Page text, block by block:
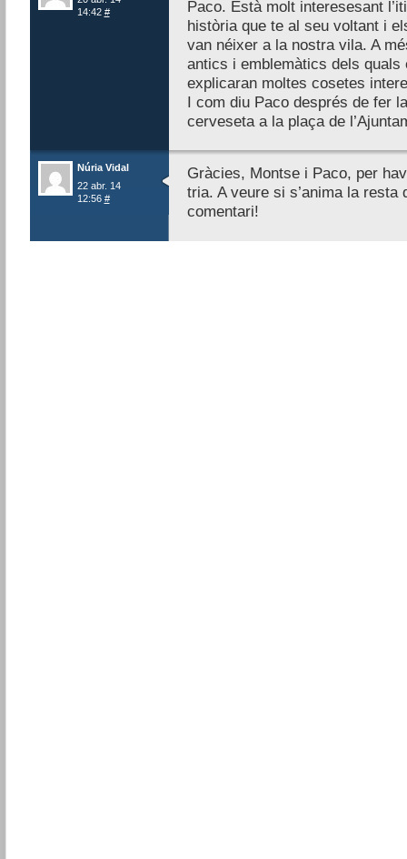
14:42 #
Paco. Està molt interesesant
història que te al seu voltant i
van néixer a la nostra vila. A
antics i emblemàtics dels
explicaran moltes cosetes
I com diu Paco després de fer
cerveseta a la plaça de
Núria Vidal
22 abr. 14
12:56 #
Gràcies, Montse i Paco, per
tria. A veure si s’anima la
comentari!